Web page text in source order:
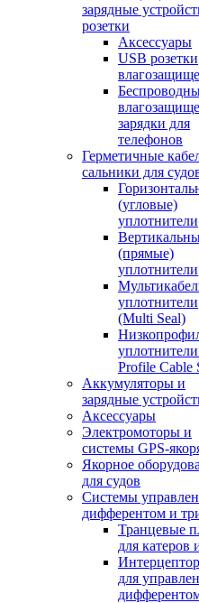
зарядные
розетки
Аксессуары
USB розетки
зарядки для
телефонов
Герметичные
сальники для
(угловые)
уплотнители
(прямые)
уплотнители
уплотнители
(Multi Seal)
Profile Cable
Аккумуляторы и
зарядные
Аксессуары
Электромоторы и
системы GPS-
Якорное
для судов
Системы
дифферентом и
Транцевые
для катеров
для